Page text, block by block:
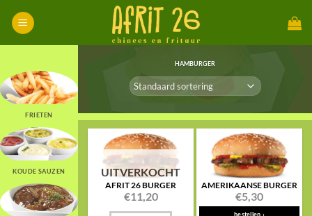
content
HAMBURGER
FRIETEN
KOUDE SAUZEN UITVERKOCHT
AFRIT 26 BURGER
€11,20
AMERIKAANSE BURGER
€5,30
bestellen ›